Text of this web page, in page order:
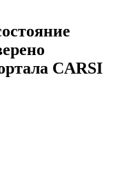
CARSI